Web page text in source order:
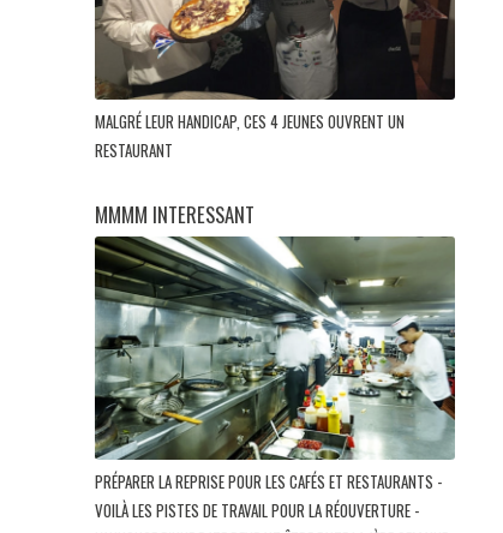
MALGRÉ LEUR HANDICAP, CES 4 JEUNES OUVRENT UN
RESTAURANT
MMMM INTERESSANT
PRÉPARER LA REPRISE POUR LES CAFÉS ET RESTAURANTS -
VOILÀ LES PISTES DE TRAVAIL POUR LA RÉOUVERTURE -